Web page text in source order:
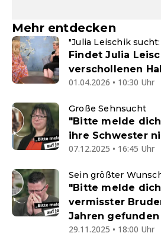
Mehr entdecken
"Julia Leischik
Findet Julia
verschollenen
01.04.2026 • 10:30 Uhr
Große Sehnsucht
"Bitte melde
ihre Schwester
07.12.2025 • 16:45 Uhr
Sein größter
"Bitte melde
vermisster
Jahren
29.11.2025 • 18:00 Uhr